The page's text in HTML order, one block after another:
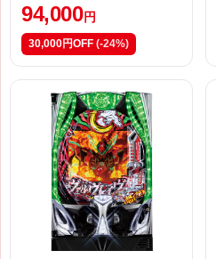
94,000 円
30,000円OFF (-24%)